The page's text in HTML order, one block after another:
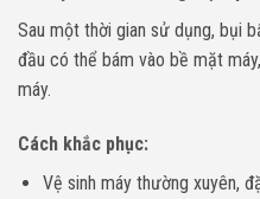
Sau một thời gian sử dụng, bụi
đầu có thể bám vào bề mặt
máy.
Cách khắc phục:
Vệ sinh máy thường xuyên,